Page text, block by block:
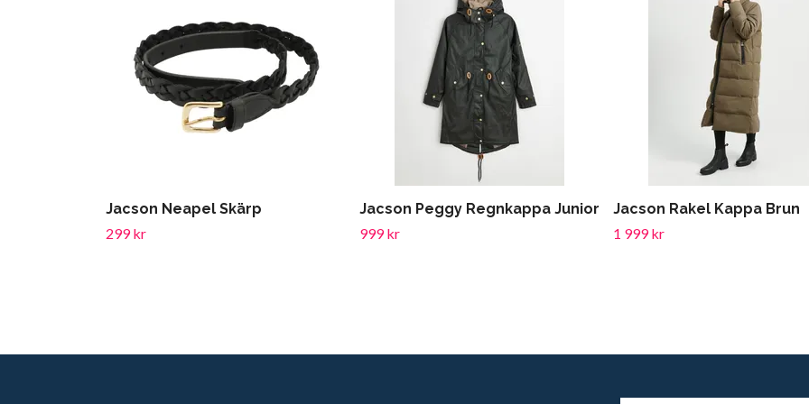
Jacson Neapel Skärp
299 kr
Jacson Peggy Regnkappa Junior
999 kr
Jacson Rakel Kappa Brun
1 999 kr